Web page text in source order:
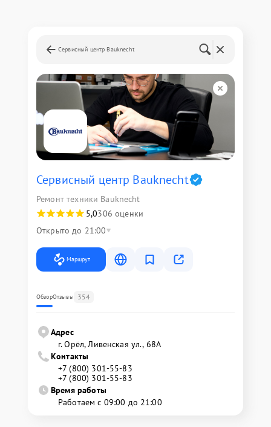
Сервисный центр Bauknecht
Сервисный центр Bauknecht
Ремонт техники Bauknecht
5,0306 оценки
Открыто до 21:00
Маршрут
ОбзорОтзывы 354
Адрес
г. Орёл, Ливенская ул., 68А
Контакты
+7 (800) 301-55-83
+7 (800) 301-55-83
Время работы
Работаем с 09:00 до 21:00